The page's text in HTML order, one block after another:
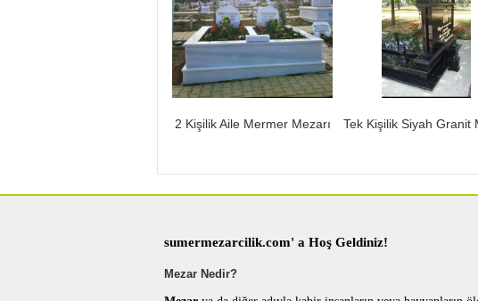
2 Kişilik Aile Mermer Mezarı Tek Kişilik Siyah Granit
sumermezarcilik.com' a Hoş Geldiniz!
Mezar Nedir?